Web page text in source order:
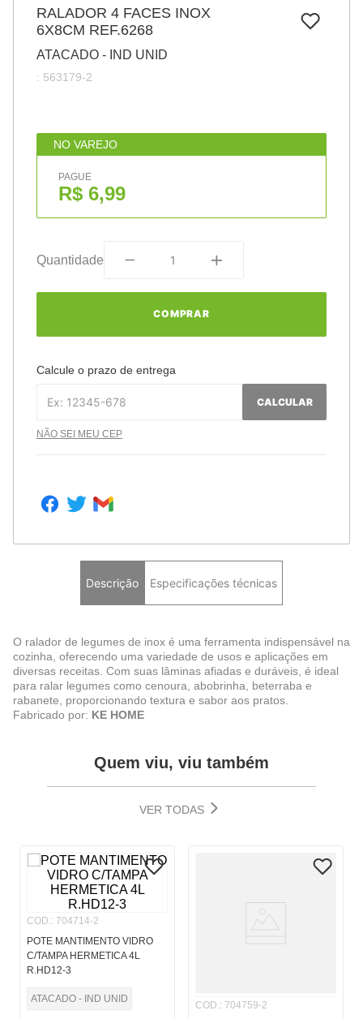
RALADOR 4 FACES INOX
6X8CM REF.6268
ATACADO - IND UNID
: 563179-2
NO VAREJO
PAGUE
R$ 6,99
Quantidade
COMPRAR
Calcule o prazo de entrega
CALCULAR
NÃO SEI MEU CEP
Descrição Especificações técnicas
O ralador de legumes de inox é uma ferramenta indispensável na
cozinha, oferecendo uma variedade de usos e aplicações em
diversas receitas. Com suas lâminas afiadas e duráveis, é ideal
para ralar legumes como cenoura, abobrinha, beterraba e
rabanete, proporcionando textura e sabor aos pratos.
Fabricado por: KE HOME
Quem viu, viu também
VER TODAS
COD.: 704714-2
POTE MANTIMENTO VIDRO
C/TAMPA HERMETICA 4L
R.HD12-3
ATACADO - IND UNID
COD.: 704759-2
papel